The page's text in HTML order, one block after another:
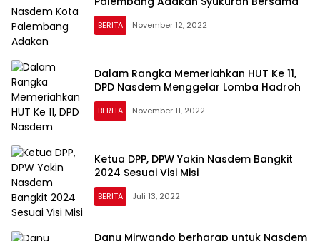
BERITA November 12, 2022
Dalam Rangka Memeriahkan HUT Ke 11,
DPD Nasdem Menggelar Lomba Hadroh
BERITA November 11, 2022
Ketua DPP, DPW Yakin Nasdem Bangkit
2024 Sesuai Visi Misi
BERITA Juli 13, 2022
Danu Mirwando berharap untuk Nasdem